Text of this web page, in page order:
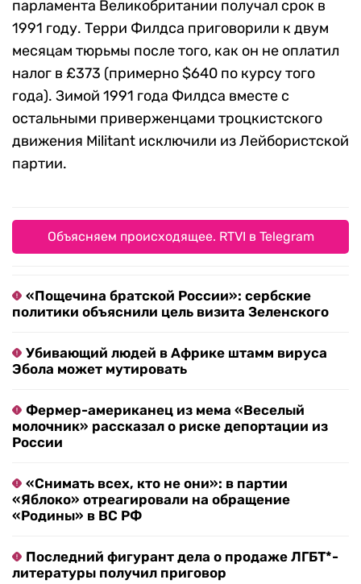
парламента Великобритании получал срок в
1991 году. Терри Филдса приговорили к двум
месяцам тюрьмы после того, как он не оплатил
налог в £373 (примерно $640 по курсу того
года). Зимой 1991 года Филдса вместе с
остальными приверженцами троцкистского
движения Militant исключили из Лейбористской
партии.
Объясняем происходящее. RTVI в Telegram
«Пощечина братской России»: сербские
политики объяснили цель визита Зеленского
Убивающий людей в Африке штамм вируса
Эбола может мутировать
Фермер-американец из мема «Веселый
молочник» рассказал о риске депортации из
России
«Снимать всех, кто не они»: в партии
«Яблоко» отреагировали на обращение
«Родины» в ВС РФ
Последний фигурант дела о продаже ЛГБТ*-
литературы получил приговор